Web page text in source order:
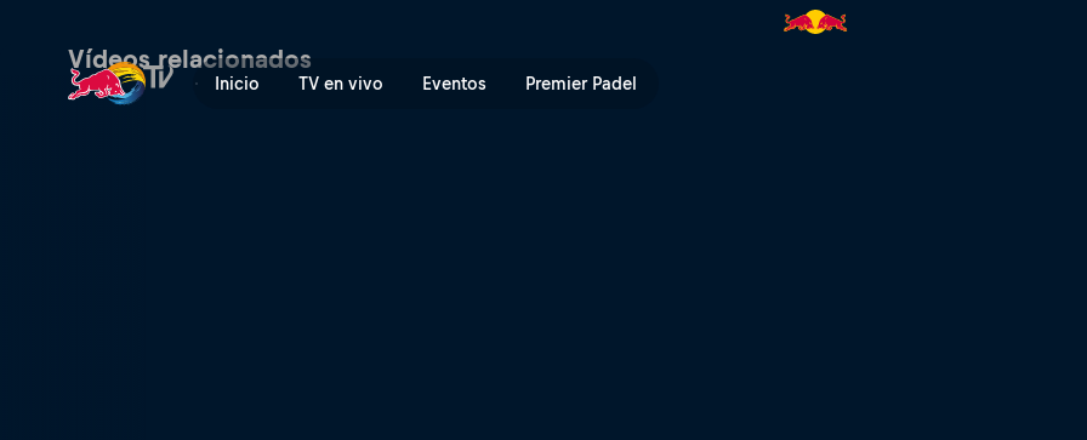
Inicio TV en vivo Eventos Premier Padel
Tandem drifting con los Red Bull Driftbrothers | Red Bull
Vídeos relacionados